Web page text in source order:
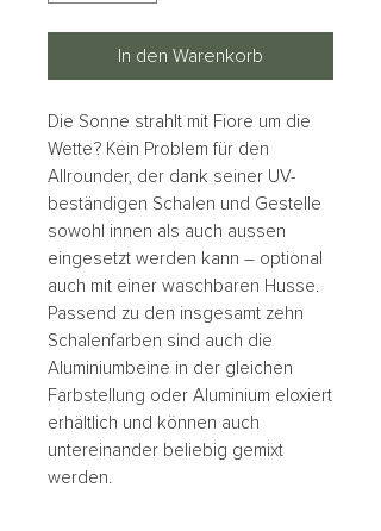
In den Warenkorb
Die Sonne strahlt mit Fiore um die
Wette? Kein Problem für den
Allrounder, der dank seiner UV-
beständigen Schalen und Gestelle
sowohl innen als auch aussen
eingesetzt werden kann – optional
auch mit einer waschbaren Husse.
Passend zu den insgesamt zehn
Schalenfarben sind auch die
Aluminiumbeine in der gleichen
Farbstellung oder Aluminium eloxiert
erhältlich und können auch
untereinander beliebig gemixt
werden.